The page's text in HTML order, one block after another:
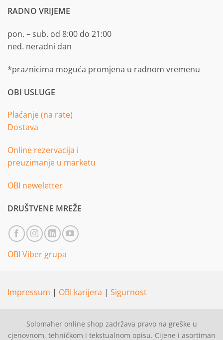
RADNO VRIJEME
pon. – sub. od 8:00 do 21:00
ned. neradni dan
*praznicima moguća promjena u radnom vremenu
OBI USLUGE
Plaćanje (na rate)
Dostava
Online rezervacija i
preuzimanje u marketu
OBI neweletter
DRUŠTVENE MREŽE
OBI Viber grupa
Impressum | OBI karijera | Sigurnost
Solomaher online shop zadržava pravo na greške u
cjenovnom, tehničkom i tekstualnom opisu. Cijene i asortiman